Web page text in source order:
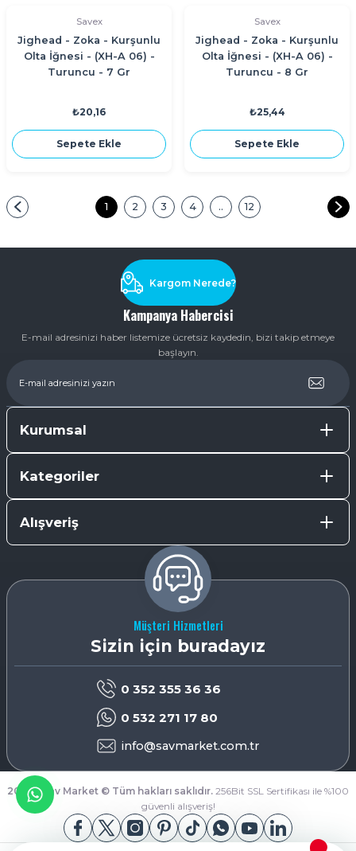
Savex
Jighead - Zoka - Kurşunlu
Olta İğnesi - (XH-A 06) -
Turuncu - 7 Gr
₺20,16
Sepete Ekle
Savex
Jighead - Zoka - Kurşunlu
Olta İğnesi - (XH-A 06) -
Turuncu - 8 Gr
₺25,44
Sepete Ekle
1 2 3 4 .. 12
Kampanya Habercisi
E-mail adresinizi haber listemize ücretsiz kaydedin, bizi takip etmeye
başlayın.
Kargom Nerede?
Kurumsal
Kategoriler
Alışveriş
Müşteri Hizmetleri
Sizin için buradayız
0 352 355 36 36
0 532 271 17 80
info@savmarket.com.tr
2026 - Sav Market © Tüm hakları saklıdır. 256Bit SSL Sertifikası ile %100
güvenli alışveriş!